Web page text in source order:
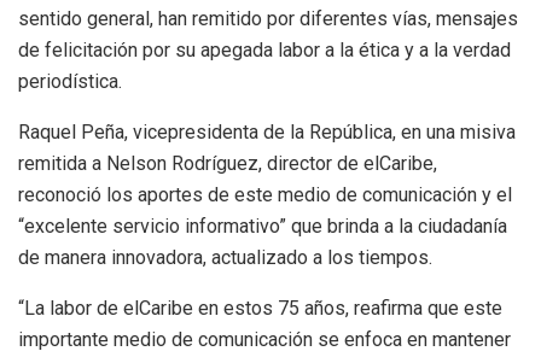
sentido general, han remitido por diferentes vías, mensajes
de felicitación por su apegada labor a la ética y a la verdad
periodística.
Raquel Peña, vicepresidenta de la República, en una misiva
remitida a Nelson Rodríguez, director de elCaribe,
reconoció los aportes de este medio de comunicación y el
“excelente servicio informativo” que brinda a la ciudadanía
de manera innovadora, actualizado a los tiempos.
“La labor de elCaribe en estos 75 años, reafirma que este
importante medio de comunicación se enfoca en mantener